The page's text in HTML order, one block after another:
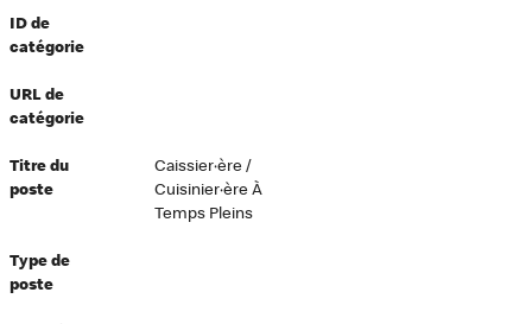
au travail
ID de
catégorie
URL de
catégorie
Titre du
poste
Caissier·ère /
Cuisinier·ère À
Temps Pleins
Type de
poste